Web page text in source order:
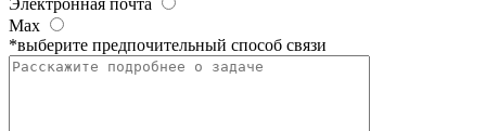
Электронная почта
Max
*выберите предпочительный способ связи